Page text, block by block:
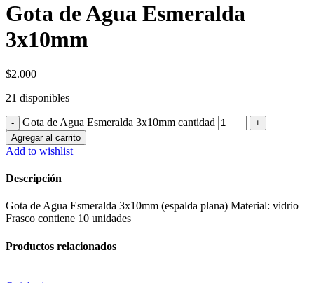
Gota de Agua Esmeralda
3x10mm
$2.000
21 disponibles
Gota de Agua Esmeralda 3x10mm cantidad
Agregar al carrito
Add to wishlist
Descripción
Gota de Agua Esmeralda 3x10mm (espalda plana) Material: vidrio
Frasco contiene 10 unidades
Productos relacionados